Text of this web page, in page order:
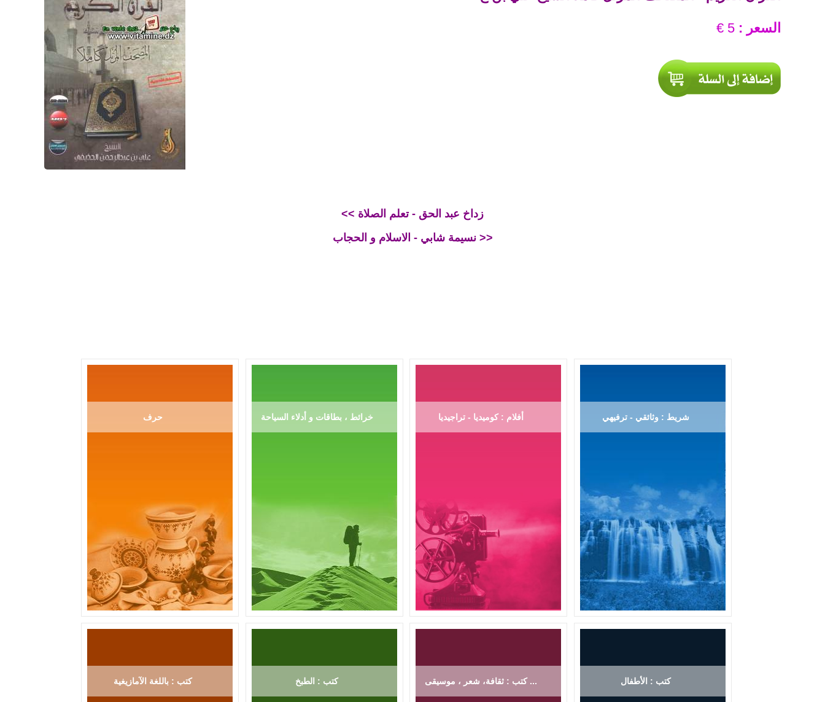
السعر :
<< زداخ عبد الحق - تعلم الصلاة
نسيمة شابي - الاسلام و الحجاب >>
حرف خرائط ، بطاقات و أدلاء السياحة أفلام : كوميديا - تراجيديا شريط : وثائقي - ترفيهي
كتب : باللغة الآمازيغية كتب : الطبخ كتب : ثقافة، شعر ، موسيقى ... كتب : الأطفال